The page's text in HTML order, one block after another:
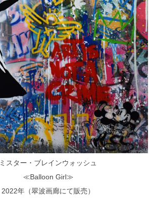
ミスター・ブレインウォッシュ
≪Balloon Girl≫
2022年（翠波画廊にて販売）